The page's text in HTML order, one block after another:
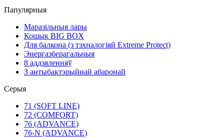
Папулярныя
Маразільныя лары
Кошык BIG BOX
Для балкона (з тэхналогіяй Extreme Protect)
Энергазберагальныя
8 аддзяленняў
З антыбактэрыйнай абаронай
Серыя
71 (SOFT LINE)
72 (COMFORT)
76 (ADVANCE)
76-N (ADVANCE)